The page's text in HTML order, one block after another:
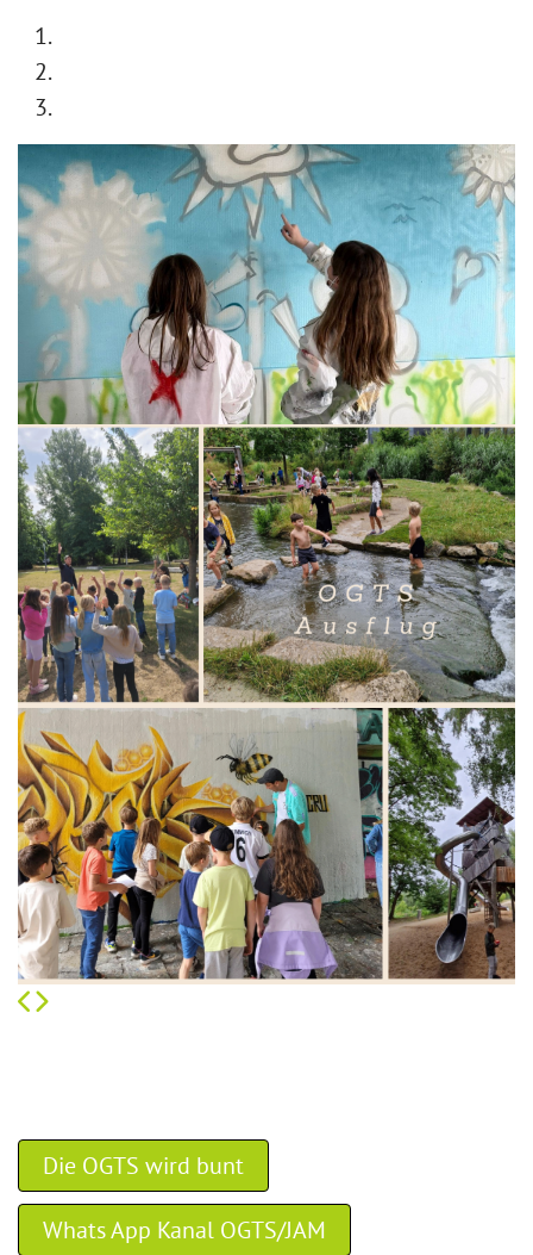
Die OGTS wird bunt
Whats App Kanal OGTS/JAM